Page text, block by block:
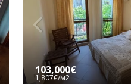
103,000€
1,807€/м2